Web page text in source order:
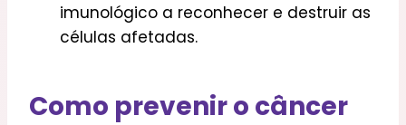
imunológico a reconhecer e destruir as
células afetadas.
Como prevenir o câncer